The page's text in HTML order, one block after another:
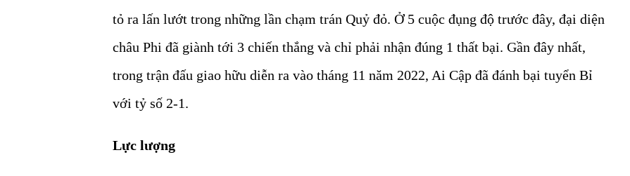
tỏ ra lấn lướt trong những lần chạm trán Quỷ đỏ. Ở 5 cuộc đụng độ trước đây, đại diện
châu Phi đã giành tới 3 chiến thắng và chỉ phải nhận đúng 1 thất bại. Gần đây nhất,
trong trận đấu giao hữu diễn ra vào tháng 11 năm 2022, Ai Cập đã đánh bại tuyển Bỉ
với tỷ số 2-1.
Lực lượng